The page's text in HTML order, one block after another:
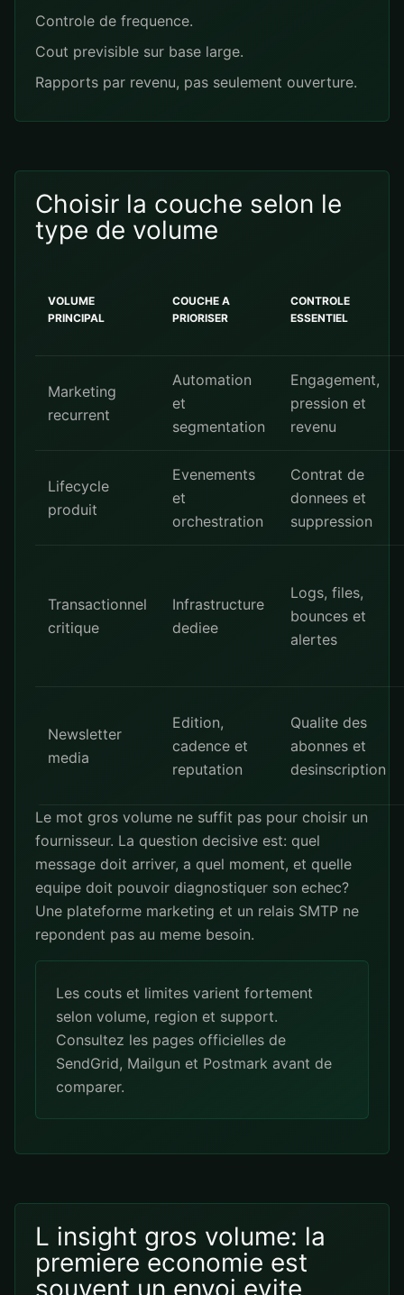
Controle de frequence.
Cout previsible sur base large.
Rapports par revenu, pas seulement ouverture.
Choisir la couche selon le
type de volume
VOLUME
PRINCIPAL
COUCHE A
PRIORISER
CONTROLE
ESSENTIEL
Marketing
recurrent
Automation
et
segmentation
Engagement,
pression et
revenu
Lifecycle
produit
Evenements
et
orchestration
Contrat de
donnees et
suppression
Transactionnel
critique
Infrastructure
dediee
Logs, files,
bounces et
alertes
Newsletter
media
Edition,
cadence et
reputation
Qualite des
abonnes et
desinscription
Le mot gros volume ne suffit pas pour choisir un
fournisseur. La question decisive est: quel
message doit arriver, a quel moment, et quelle
equipe doit pouvoir diagnostiquer son echec?
Une plateforme marketing et un relais SMTP ne
repondent pas au meme besoin.
Les couts et limites varient fortement
selon volume, region et support.
Consultez les pages officielles de
SendGrid, Mailgun et Postmark avant de
comparer.
L insight gros volume: la
premiere economie est
souvent un envoi evite